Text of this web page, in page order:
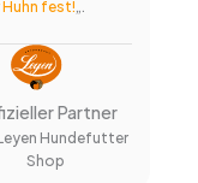
Huhn fest!
Partner
Hundefutter
Shop